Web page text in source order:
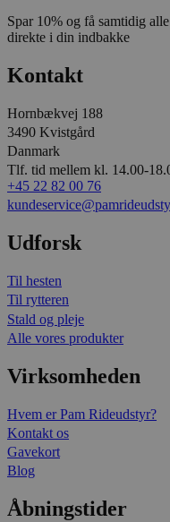
Spar 10% og få samtidig
direkte i din indbakke
Kontakt
Hornbækvej 188
3490 Kvistgård
Danmark
Tlf. tid mellem kl. 14.00-
+45 22 82 00 76
Udforsk
Til hesten
Til rytteren
Stald og pleje
Alle vores produkter
Virksomheden
Hvem er Pam Rideudstyr?
Kontakt os
Gavekort
Blog
Åbningstider